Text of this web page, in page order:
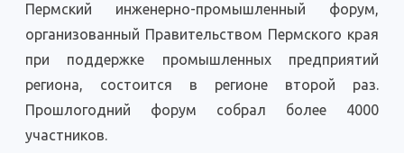
Пермский инженерно-промышленный форум,
организованный Правительством Пермского края
при поддержке промышленных предприятий
региона, состоится в регионе второй раз.
Прошлогодний форум собрал более 4000
участников.